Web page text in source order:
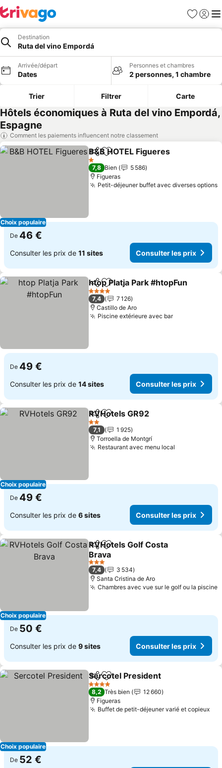
Favoris
Se
Destination
Ruta del vino Empordá
Arrivée/départ
Dates
Personnes et chambres
2 personnes, 1 chambre
Trier Filtrer Carte
Hôtels économiques à Ruta del vino Empordá,
Espagne
Comment les paiements influencent notre classement
Choix populaire
PartagerAjouter à mes favoris
B&B HOTEL Figueres
1 Étoiles
7,8 Bien
5 586
Figueras
Petit-déjeuner buffet avec diverses options
De 46 €
Consulter les prix de 11 sites Consulter les prix
PartagerAjouter à mes favoris
htop Platja Park #htopFun
4 Étoiles
7,4
7 126
Castillo de Aro
Piscine extérieure avec bar
De 49 €
Consulter les prix de 14 sites Consulter les prix
Choix populaire
PartagerAjouter à mes favoris
RVHotels GR92
2 Étoiles
7,1
1 925
Torroella de Montgrí
Restaurant avec menu local
De 49 €
Consulter les prix de 6 sites Consulter les prix
Choix populaire
PartagerAjouter à mes favoris
RVHotels Golf Costa
Brava
3 Étoiles
7,4
3 534
Santa Cristina de Aro
Chambres avec vue sur le golf ou la piscine
De 50 €
Consulter les prix de 9 sites Consulter les prix
Choix populaire
PartagerAjouter à mes favoris
Sercotel President
4 Étoiles
8,2 Très bien
12 660
Figueras
Buffet de petit-déjeuner varié et copieux
De 52 €